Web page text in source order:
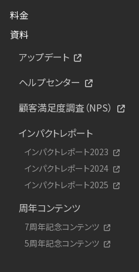
料金
資料
アップデート
ヘルプセンター
顧客満足度調査（NPS）
インパクトレポート
インパクトレポート2023
インパクトレポート2024
インパクトレポート2025
周年コンテンツ
7周年記念コンテンツ
5周年記念コンテンツ